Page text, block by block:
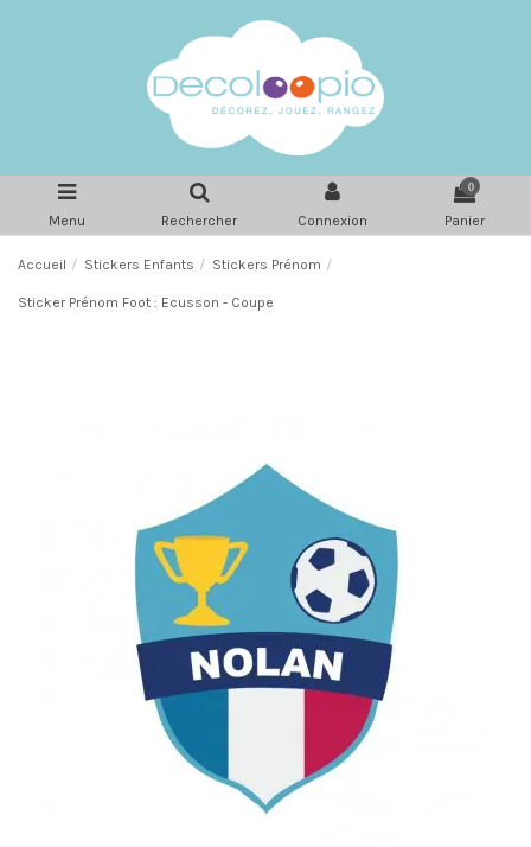
Menu Rechercher Connexion
0
Panier
Accueil Stickers Enfants Stickers Prénom
Sticker Prénom Foot : Ecusson - Coupe